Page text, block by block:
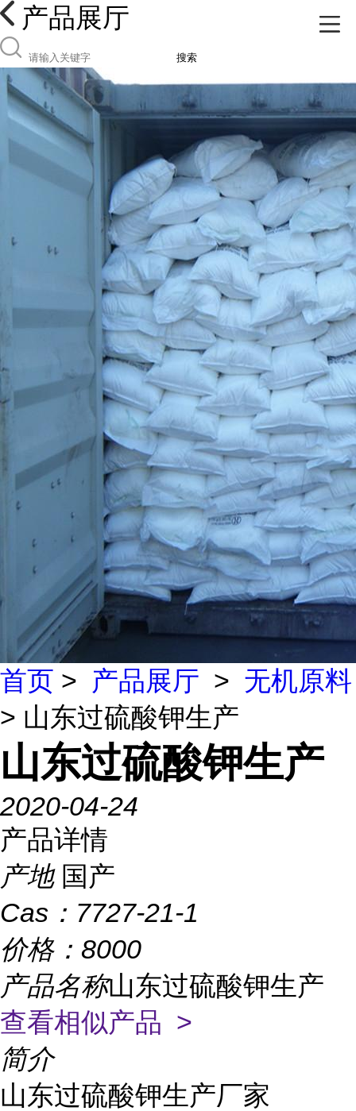
产品展厅
搜索
首页 > 产品展厅 > 无机原料
> 山东过硫酸钾生产
山东过硫酸钾生产
2020-04-24
产品详情
产地 国产
Cas： 7727-21-1
价格： 8000
产品名称山东过硫酸钾生产
查看相似产品 >
简介
山东过硫酸钾生产厂家